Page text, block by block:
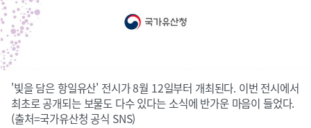
'빛을 담은 항일유산' 전시가 8월 12일부터 개최된다. 이번 전시에서
최초로 공개되는 보물도 다수 있다는 소식에 반가운 마음이 들었다.
(출처=국가유산청 공식 SNS)